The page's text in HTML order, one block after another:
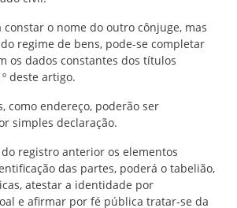
constar o nome do outro cônjuge, mas
regime de bens, pode-se completar
os dados constantes dos títulos
deste artigo.
como endereço, poderão ser
simples declaração.
do registro anterior os elementos
das partes, poderá o tabelião,
atestar a identidade por
e afirmar por fé pública tratar-se da